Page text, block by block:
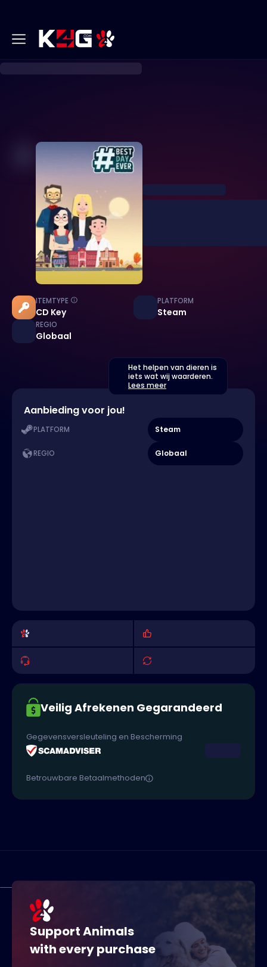
ITEMTYPE
CD Key
PLATFORM
Steam
REGIO
Globaal
Het helpen van dieren is
iets wat wij waarderen.
Lees meer
Aanbieding voor jou!
PLATFORM Steam
REGIO Globaal
Veilig Afrekenen Gegarandeerd
Gegevensversleuteling en Bescherming
Betrouwbare Betaalmethoden
Support Animals
with every purchase